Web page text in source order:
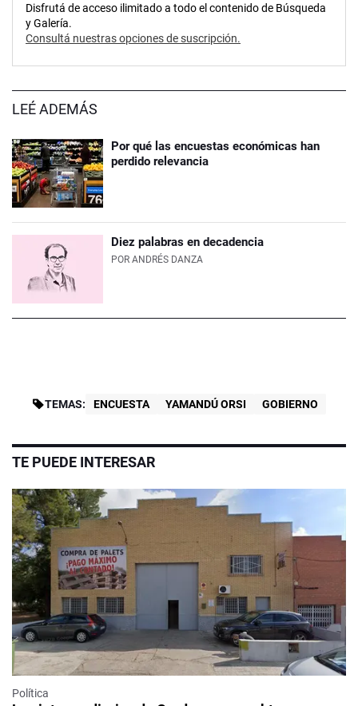
Disfrutá de acceso ilimitado a todo el contenido de Búsqueda
y Galería.
Consultá nuestras opciones de suscripción.
LEÉ ADEMÁS
Por qué las encuestas económicas han
perdido relevancia
Diez palabras en decadencia
POR ANDRÉS DANZA
TEMAS: ENCUESTA YAMANDÚ ORSI GOBIERNO
TE PUEDE INTERESAR
Política